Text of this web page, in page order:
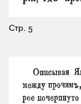
Стр. 5